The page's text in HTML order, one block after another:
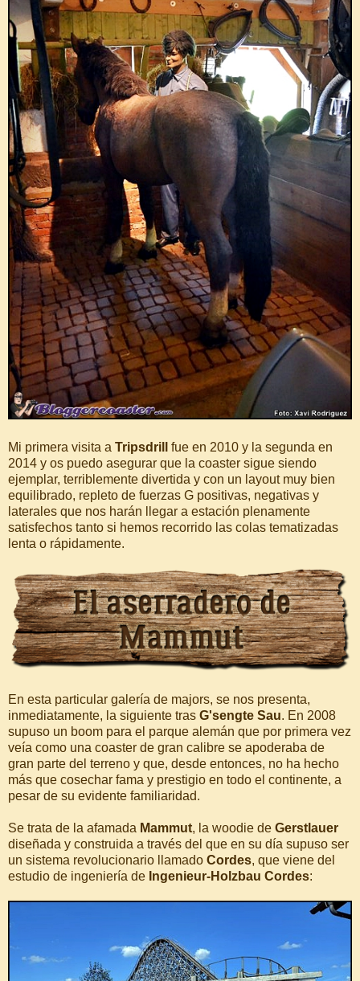
Mi primera visita a Tripsdrill
fue en 2010 y la segunda en
2014 y os puedo asegurar que la coaster sigue siendo
ejemplar, terriblemente divertida y con un layout muy bien
equilibrado, repleto de fuerzas G positivas, negativas y
laterales que nos harán llegar a estación plenamente
satisfechos tanto si hemos recorrido las colas tematizadas
lenta o rápidamente.
En esta particular galería de majors, se nos presenta,
inmediatamente, la siguiente tras G'sengte Sau. En 2008
supuso un boom para el parque alemán que por primera vez
veía como una coaster de gran calibre se apoderaba de
gran parte del terreno y que, desde entonces, no ha hecho
más que cosechar fama y prestigio en todo el continente, a
pesar de su evidente familiaridad.
Se trata de la afamada Mammut, la woodie de Gerstlauer
diseñada y construida a través del que en su día supuso ser
un sistema revolucionario llamado Cordes, que viene del
estudio de ingeniería de Ingenieur-Holzbau Cordes: